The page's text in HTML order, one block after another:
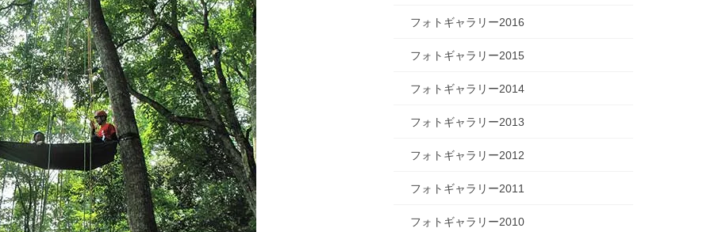
フォトギャラリー2016
フォトギャラリー2015
フォトギャラリー2014
フォトギャラリー2013
フォトギャラリー2012
フォトギャラリー2011
フォトギャラリー2010